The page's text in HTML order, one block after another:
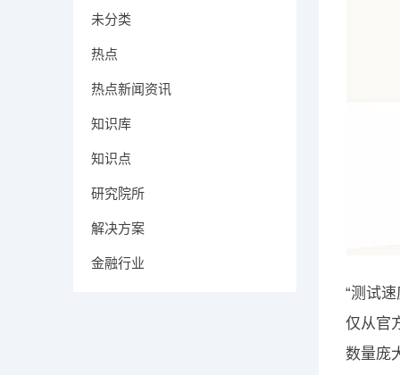
“测试
仅从官
数量庞
未分类
热点
热点新闻资讯
知识库
知识点
研究院所
解决方案
金融行业